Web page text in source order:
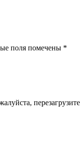
поля помечены *